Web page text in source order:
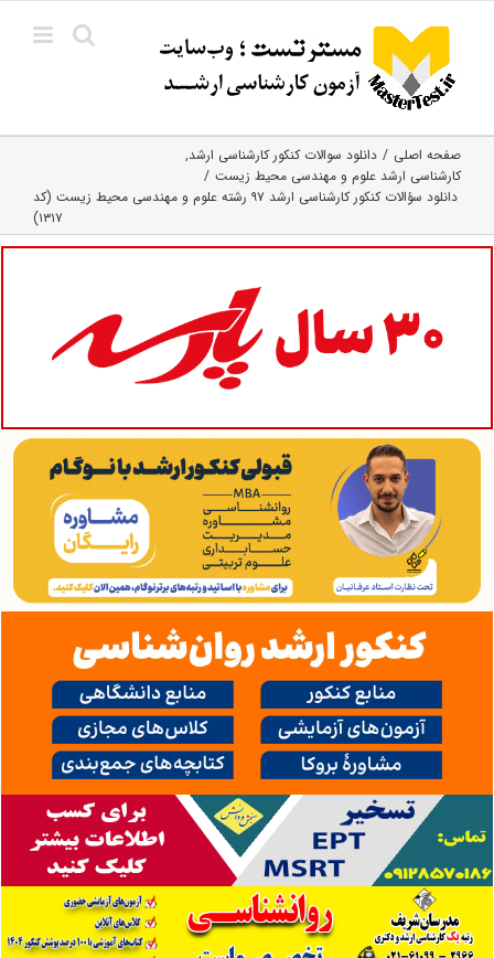
content
صفحه اصلی
دانلود سوالات کنکور کارشناسی ارشد
کارشناسی ارشد علوم و مهندسی محیط زیست
دانلود سؤالات کنکور کارشناسی ارشد ۹۷ رشته علوم و مهندسی محیط زیست (کد
۱۳۱۷)